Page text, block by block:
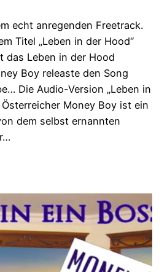
echt anregenden Freetrack.
Titel „Leben in der Hood“
das Leben in der Hood
Boy releaste den Song
Die Audio-Version „Leben in
Money Boy ist ein
dem selbst ernannten